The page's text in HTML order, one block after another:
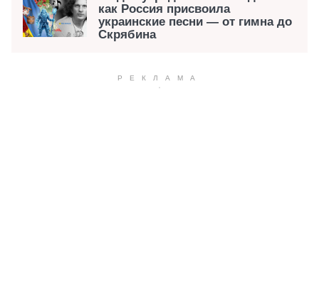
как Россия присвоила
украинские песни — от гимна до
Скрябина